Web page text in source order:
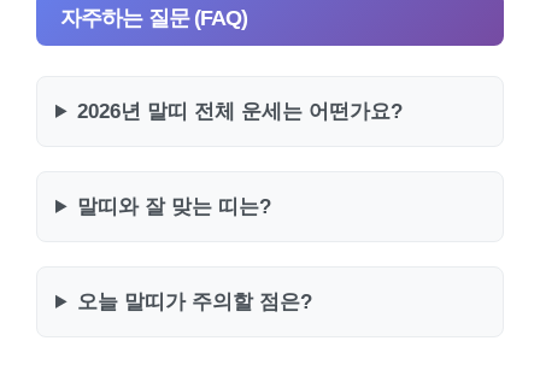
자주하는 질문 (FAQ)
2026년 말띠 전체 운세는 어떤가요?
말띠와 잘 맞는 띠는?
오늘 말띠가 주의할 점은?